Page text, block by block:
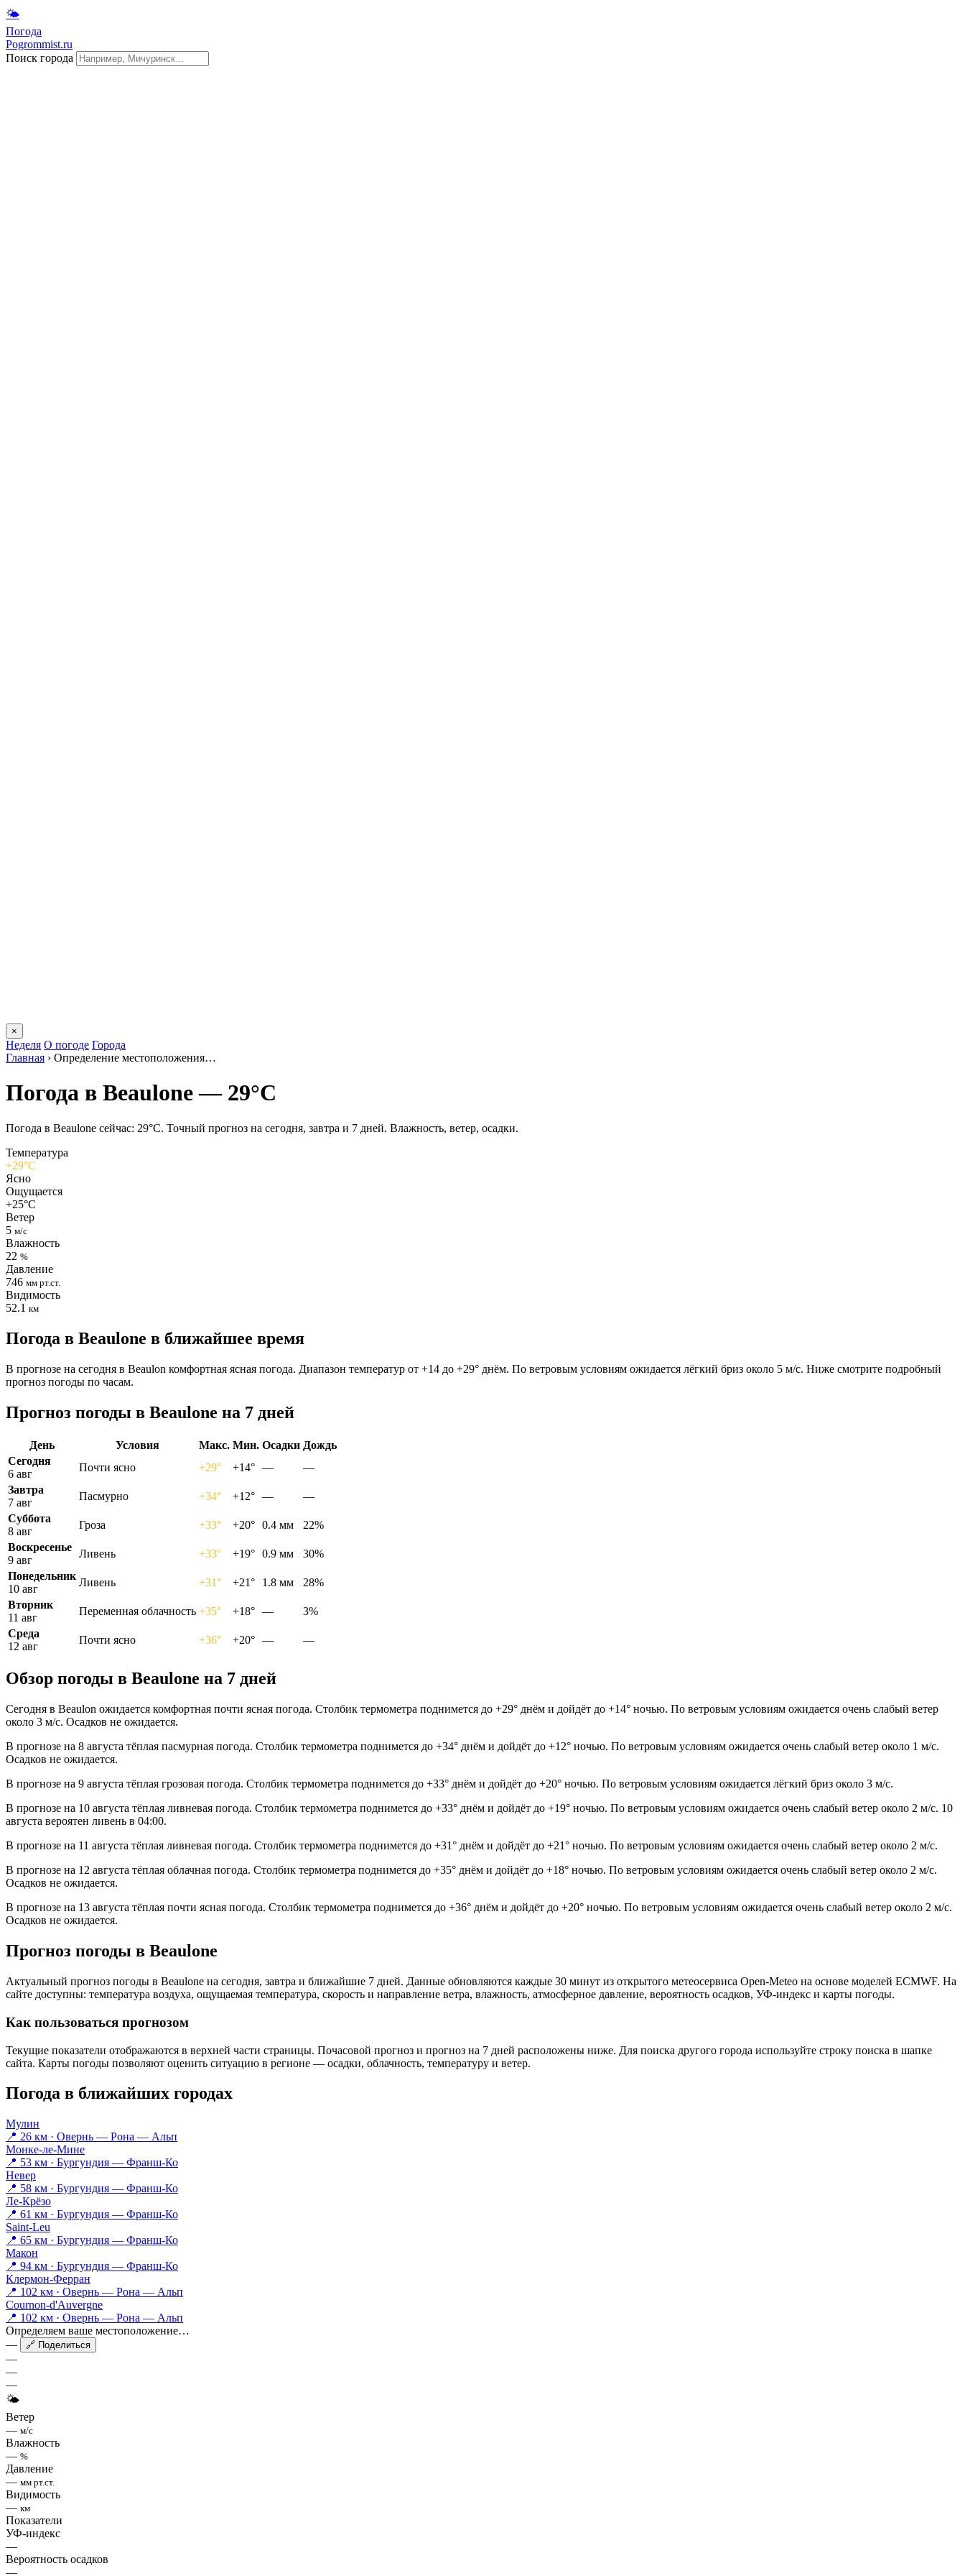
🌤
Погода
Pogrommist.ru
Поиск города
×
Неделя О погоде Города
Главная › Определение местоположения…
Погода в Beaulonе — 29°C
Погода в Beaulonе сейчас: 29°C. Точный прогноз на сегодня, завтра и 7 дней. Влажность, ветер, осадки.
Температура
+29°C
Ясно
Ощущается
+25°C
Ветер
5 м/с
Влажность
22 %
Давление
746 мм рт.ст.
Видимость
52.1 км
Погода в Beaulonе в ближайшее время
В прогнозе на сегодня в Beaulon комфортная ясная погода. Диапазон температур от +14 до +29° днём. По ветровым условиям ожидается лёгкий бриз около 5 м/с. Ниже смотрите подробный
прогноз погоды по часам.
Прогноз погоды в Beaulonе на 7 дней
День Условия Макс. Мин. Осадки Дождь
Сегодня
6 авг
Почти ясно +29° +14° —
—
Завтра
7 авг
Пасмурно +34° +12° —
—
Суббота
8 авг
Гроза +33° +20° 0.4 мм
22%
Воскресенье
9 авг
Ливень +33° +19° 0.9 мм
30%
Понедельник
10 авг
Ливень +31° +21° 1.8 мм
28%
Вторник
11 авг
Переменная облачность +35° +18° —
3%
Среда
12 авг
Почти ясно +36° +20° — —
Обзор погоды в Beaulonе на 7 дней
Сегодня в Beaulon ожидается комфортная почти ясная погода. Столбик термометра поднимется до +29° днём и дойдёт до +14° ночью. По ветровым условиям ожидается очень слабый ветер
около 3 м/с. Осадков не ожидается.
В прогнозе на 8 августа тёплая пасмурная погода. Столбик термометра поднимется до +34° днём и дойдёт до +12° ночью. По ветровым условиям ожидается очень слабый ветер около 1 м/с.
Осадков не ожидается.
В прогнозе на 9 августа тёплая грозовая погода. Столбик термометра поднимется до +33° днём и дойдёт до +20° ночью. По ветровым условиям ожидается лёгкий бриз около 3 м/с.
В прогнозе на 10 августа тёплая ливневая погода. Столбик термометра поднимется до +33° днём и дойдёт до +19° ночью. По ветровым условиям ожидается очень слабый ветер около 2 м/с. 10
августа вероятен ливень в 04:00.
В прогнозе на 11 августа тёплая ливневая погода. Столбик термометра поднимется до +31° днём и дойдёт до +21° ночью. По ветровым условиям ожидается очень слабый ветер около 2 м/с.
В прогнозе на 12 августа тёплая облачная погода. Столбик термометра поднимется до +35° днём и дойдёт до +18° ночью. По ветровым условиям ожидается очень слабый ветер около 2 м/с.
Осадков не ожидается.
В прогнозе на 13 августа тёплая почти ясная погода. Столбик термометра поднимется до +36° днём и дойдёт до +20° ночью. По ветровым условиям ожидается очень слабый ветер около 2 м/с.
Осадков не ожидается.
Прогноз погоды в Beaulonе
Актуальный прогноз погоды в Beaulonе на сегодня, завтра и ближайшие 7 дней. Данные обновляются каждые 30 минут из открытого метеосервиса Open-Meteo на основе моделей ECMWF. На
сайте доступны: температура воздуха, ощущаемая температура, скорость и направление ветра, влажность, атмосферное давление, вероятность осадков, УФ-индекс и карты погоды.
Как пользоваться прогнозом
Текущие показатели отображаются в верхней части страницы. Почасовой прогноз и прогноз на 7 дней расположены ниже. Для поиска другого города используйте строку поиска в шапке
сайта. Карты погоды позволяют оценить ситуацию в регионе — осадки, облачность, температуру и ветер.
Погода в ближайших городах
Мулин
📍 26 км · Овернь — Рона — Альп
Монке-ле-Мине
📍 53 км · Бургундия — Франш-Ко
Невер
📍 58 км · Бургундия — Франш-Ко
Ле-Крёзо
📍 61 км · Бургундия — Франш-Ко
Saint-Leu
📍 65 км · Бургундия — Франш-Ко
Макон
📍 94 км · Бургундия — Франш-Ко
Клермон-Ферран
📍 102 км · Овернь — Рона — Альп
Cournon-d'Auvergne
📍 102 км · Овернь — Рона — Альп
Определяем ваше местоположение…
—
🔗 Поделиться
—
—
—
🌤
Ветер
— м/с
Влажность
— %
Давление
— мм рт.ст.
Видимость
— км
Показатели
УФ-индекс
—
Вероятность осадков
—